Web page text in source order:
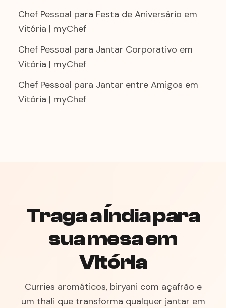
Chef Pessoal para Festa de Aniversário em
Vitória | myChef
Chef Pessoal para Jantar Corporativo em
Vitória | myChef
Chef Pessoal para Jantar entre Amigos em
Vitória | myChef
Traga a Índia para
sua mesa em
Vitória
Curries aromáticos, biryani com açafrão e
um thali que transforma qualquer jantar em